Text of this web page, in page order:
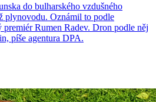
do bulharského vzdušného
plynovodu. Oznámil to podle
Rumen Radev. Dron podle něj
píše agentura DPA.